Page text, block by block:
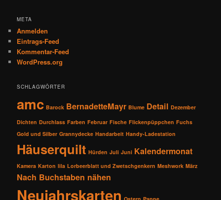
META
Anmelden
Eintrags-Feed
Kommentar-Feed
WordPress.org
SCHLAGWÖRTER
amc Barock BernadetteMayr Blume Detail Dezember
Dichten Durchlass Farben Februar Fische Flickenpüppchen Fuchs
Gold und Silber Grannydecke Handarbeit Handy-Ladestation
Häuserquilt Hürden Juli Juni Kalendermonat
Kamera Karton lila Lorbeerblatt und Zwetschgenkern Meshwork März
Nach Buchstaben nähen
Neujahrskarten Ostern Pappe